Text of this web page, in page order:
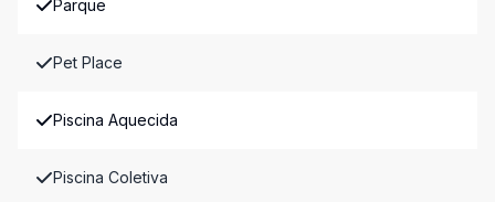
Parque
Pet Place
Piscina Aquecida
Piscina Coletiva